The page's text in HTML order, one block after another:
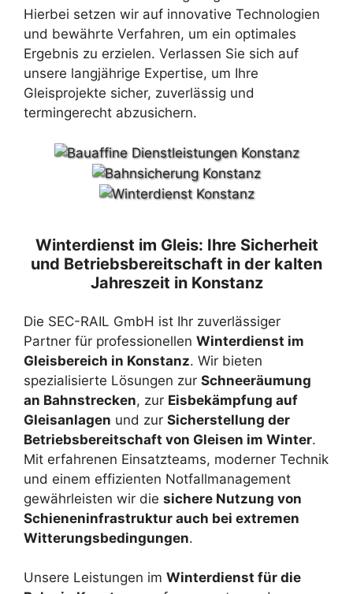
Hierbei setzen wir auf innovative Technologien
und bewährte Verfahren, um ein optimales
Ergebnis zu erzielen. Verlassen Sie sich auf
unsere langjährige Expertise, um Ihre
Gleisprojekte sicher, zuverlässig und
termingerecht abzusichern.
Winterdienst im Gleis: Ihre Sicherheit
und Betriebsbereitschaft in der kalten
Jahreszeit in Konstanz
Die SEC-RAIL GmbH ist Ihr zuverlässiger
Partner für professionellen Winterdienst im
Gleisbereich in Konstanz. Wir bieten
spezialisierte Lösungen zur Schneeräumung
an Bahnstrecken, zur Eisbekämpfung auf
Gleisanlagen und zur Sicherstellung der
Betriebsbereitschaft von Gleisen im Winter.
Mit erfahrenen Einsatzteams, moderner Technik
und einem effizienten Notfallmanagement
gewährleisten wir die sichere Nutzung von
Schieneninfrastruktur auch bei extremen
Witterungsbedingungen.
Unsere Leistungen im Winterdienst für die